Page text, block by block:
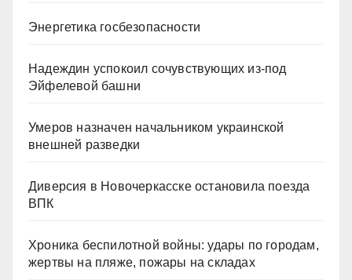
Энергетика госбезопасности
Надеждин успокоил сочувствующих из-под
Эйфелевой башни
Умеров назначен начальником украинской
внешней разведки
Диверсия в Новочеркасске остановила поезда
ВПК
Хроника беспилотной войны: удары по городам,
жертвы на пляже, пожары на складах